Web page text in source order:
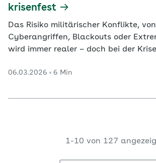
krisenfest
Das Risiko militärischer Konflikte, von
Cyberangriffen, Blackouts oder
wird immer realer – doch bei der
machten Vertreter von Bundeswehr,
Fachtagung am Donnerstag in
06.03.2026 6 Min
1-10 von 127